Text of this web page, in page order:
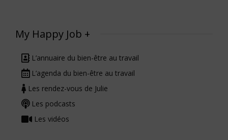
My Happy Job +
L’annuaire du bien-être au travail
L’agenda du bien-être au travail
Les rendez-vous de Julie
Les podcasts
Les vidéos